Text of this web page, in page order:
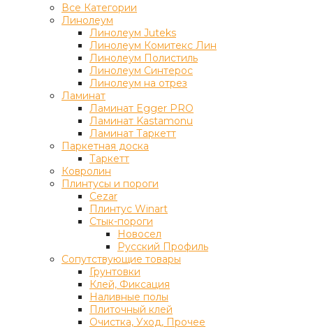
Все Категории
Линолеум
Линолеум Juteks
Линолеум Комитекс Лин
Линолеум Полистиль
Линолеум Синтерос
Линолеум на отрез
Ламинат
Ламинат Egger PRO
Ламинат Kastamonu
Ламинат Таркетт
Паркетная доска
Таркетт
Ковролин
Плинтусы и пороги
Cezar
Плинтус Winart
Стык-пороги
Новосел
Русский Профиль
Сопутствующие товары
Грунтовки
Клей, Фиксация
Наливные полы
Плиточный клей
Очистка, Уход, Прочее